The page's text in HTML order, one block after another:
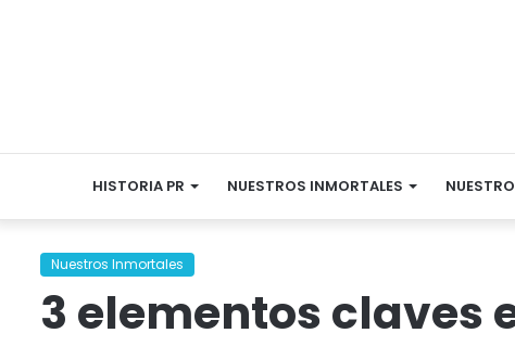
HISTORIA PR NUESTROS INMORTALES
Nuestros Inmortales
3 elementos claves